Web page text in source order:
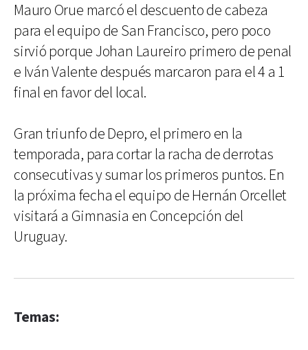
Mauro Orue marcó el descuento de cabeza
para el equipo de San Francisco, pero poco
sirvió porque Johan Laureiro primero de penal
e Iván Valente después marcaron para el 4 a 1
final en favor del local.
Gran triunfo de Depro, el primero en la
temporada, para cortar la racha de derrotas
consecutivas y sumar los primeros puntos. En
la próxima fecha el equipo de Hernán Orcellet
visitará a Gimnasia en Concepción del
Uruguay.
Temas: